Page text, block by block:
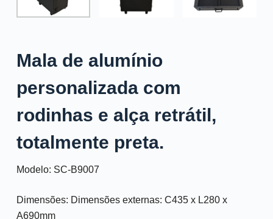
Mala de alumínio
personalizada com
rodinhas e alça retrátil,
totalmente preta.
Modelo: SC-B9007
Dimensões: Dimensões externas: C435 x L280 x
A690mm